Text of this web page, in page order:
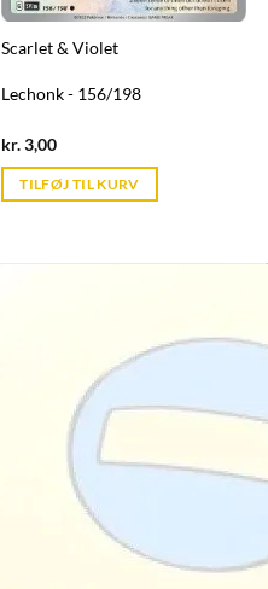
Scarlet & Violet
Lechonk - 156/198
kr.3,00Current
is:
kr. 39,95.
TILFØJ TIL KURV